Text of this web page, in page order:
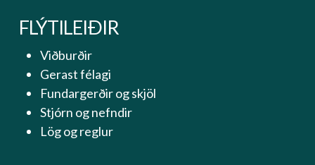
FLÝTILEIÐIR
Viðburðir
Gerast félagi
Fundargerðir og skjöl
Stjórn og nefndir
Lög og reglur